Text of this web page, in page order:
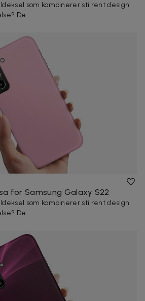
som kombinerer stilrent design
De...
for Samsung Galaxy S22
som kombinerer stilrent design
De...